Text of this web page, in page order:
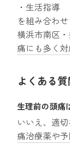
・生活指導
を組み合わ
横浜市南区
痛にも多く対
よくある質
生理前の頭痛
いいえ、適
痛治療薬や